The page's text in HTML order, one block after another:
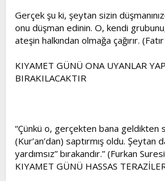
Gerçek şu ki, şeytan sizin
onu düşman edinin. O, kendi grubunu,
ateşin halkından olmağa çağırır.
KIYAMET GÜNÜ ONA UYANLAR
BIRAKILACAKTIR
“Çünkü o, gerçekten bana geldikten
(Kur’an’dan) saptırmış oldu. Şeytan
yardımsız” bırakandır.” (Furkan
KIYAMET GÜNÜ HASSAS